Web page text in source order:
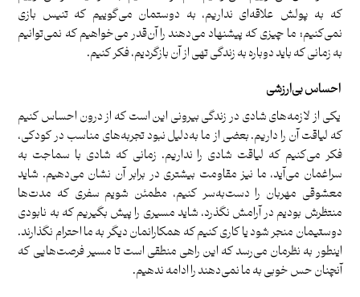
که به پولش علاقه‌ای نداریم، به دوستمان می‌گوییم که تنیس بازی
نمی‌کنیم؛ ما چیزی که پیشنهاد می‌دهند را آن‌قدر می‌خواهیم که نمی‌توانیم
به زمانی که باید دوباره به زندگی تهی از آن بازگردیم، فکر کنیم.
احساس بی‌ارزشی
یکی از لازمه‌های شادی در زندگی بیرونی این است که از درون احساس کنیم
که لیاقت آن را داریم. بعضی از ما به‌دلیل نبود تجربه‌های مناسب در کودکی،
فکر می‌کنیم که لیاقت شادی را نداریم. زمانی که شادی با سماجت به
سراغمان می‌آید، ما نیز مقاومت بیشتری در برابر آن نشان می‌دهیم. شاید
معشوقی مهربان را دست‌به‌سر کنیم، مطمئن ‌شویم سفری که مدت‌ها
منتظرش بودیم در آرامش نگذرد، شاید مسیری را پیش بگیریم که به نابودی
دوستیمان منجر شود یا کاری کنیم که همکارانمان دیگر به ما احترام نگذارند.
اینطور به نظرمان می‌رسد که این راهی منطقی است تا مسیر فرصت‌هایی که
آنچنان حس خوبی به ما نمی‌دهند را ادامه ندهیم.